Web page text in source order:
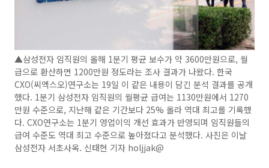
▲삼성전자 임직원의 올해 1분기 평균 보수가 약 3600만원으로, 월
급으로 환산하면 1200만원 정도라는 조사 결과가 나왔다. 한국
CXO(씨엑스오)연구소는 19일 이 같은 내용이 담긴 분석 결과를 공개
했다. 1분기 삼성전자 임직원의 월평균 급여는 1130만원에서 1270
만원 수준으로, 지난해 같은 기간보다 25% 올라 역대 최고를 기록했
다. CXO연구소는 1분기 영업이익 개선 효과가 반영되며 임직원들의
급여 수준도 역대 최고 수준으로 높아졌다고 분석했다. 사진은 이날
삼성전자 서초사옥. 신태현 기자 holjjak@